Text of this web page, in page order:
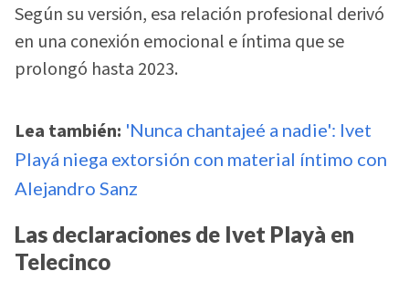
Según su versión, esa relación profesional derivó
en una conexión emocional e íntima que se
prolongó hasta 2023.
Lea también: 'Nunca chantajeé a nadie': Ivet
Playá niega extorsión con material íntimo con
Alejandro Sanz
Las declaraciones de Ivet Playà en
Telecinco